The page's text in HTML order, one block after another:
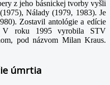
z jeho básnickej tvorby vyšli
Nálady (1979, 1983). Je
Zostavil antológie a edície
V roku 1995 vyrobila STV
pod názvom Milan Kraus.
úmrtia